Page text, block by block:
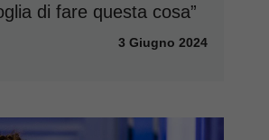
di fare questa cosa”
3 Giugno 2024